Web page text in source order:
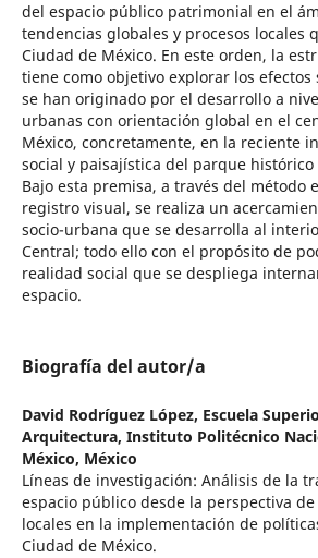
del espacio público patrimonial en el
tendencias globales y procesos locales
Ciudad de México. En este orden, la
tiene como objetivo explorar los
se han originado por el desarrollo a
urbanas con orientación global en el
México, concretamente, en la reciente
social y paisajística del parque histórico
Bajo esta premisa, a través del método
registro visual, se realiza un
socio-urbana que se desarrolla al
Central; todo ello con el propósito de
realidad social que se despliega
espacio.
Biografía del autor/a
David Rodríguez López, Escuela
Arquitectura, Instituto Politécnico
México, México
Líneas de investigación: Análisis de la
espacio público desde la perspectiva
locales en la implementación de
Ciudad de México.